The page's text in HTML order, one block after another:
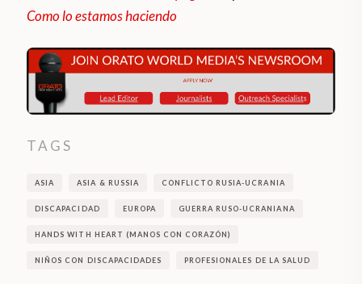
Como lo estamos haciendo
TAGS
ASIA ASIA & RUSSIA CONFLICTO RUSIA-UCRANIA
DISCAPACIDAD EUROPA GUERRA RUSO-UCRANIANA
HANDS WITH HEART (MANOS CON CORAZÓN)
NIÑOS CON DISCAPACIDADES PROFESIONALES DE LA SALUD